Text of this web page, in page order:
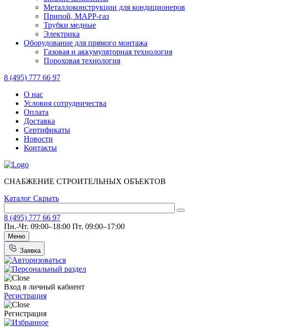
Металлоконструкции для кондиционеров
Припой, МАРР-газ
Трубки медные
Электрика
Оборудование для прямого монтажа
Газовая и аккумуляторная технология
Пороховая технология
8 (495) 777 66 97
О нас
Условия сотрудничества
Оплата
Доставка
Сертификаты
Новости
Контакты
СНАБЖЕНИЕ СТРОИТЕЛЬНЫХ ОБЪЕКТОВ
Каталог Скрыть
8 (495) 777 66 97
Пн.-Чт. 09:00–18:00 Пт. 09:00–17:00
Меню
Заявка
Вход в личный кабиент
Регистрация
Регистрация